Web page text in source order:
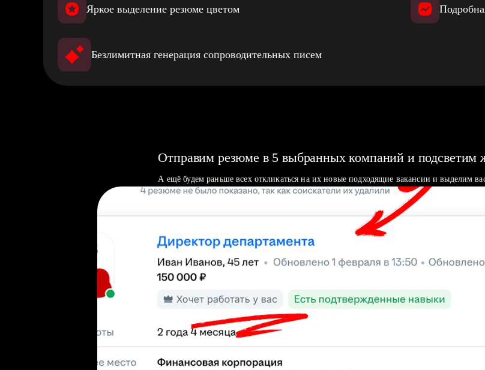
Яркое выделение резюме цветом
Безлимитная генерация сопроводительных писем
Отправим резюме в 5 выбранных компаний и подсветим
А ещё будем раньше всех откликаться на их новые подходящие вакансии и выделим